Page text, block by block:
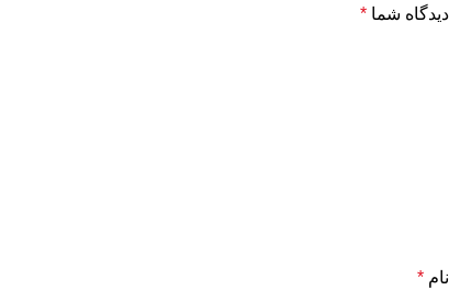
دیدگاه شما *
نام *